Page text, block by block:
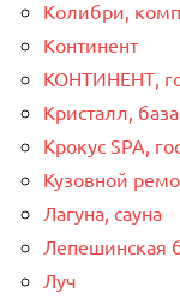
Колибри,
Континент
КОНТИНЕНТ,
Кристалл,
Крокус SPA,
Кузовной
Лагуна, сауна
Лепешинская
Луч